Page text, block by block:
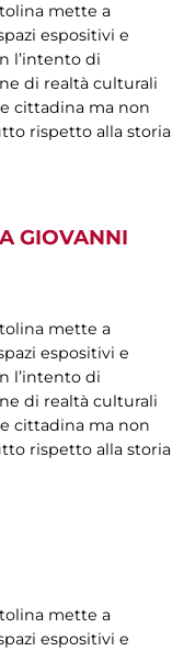
mette a
espositivi e
l’intento di
di realtà culturali
cittadina ma non
rispetto alla storia
GIOVANNI
mette a
espositivi e
l’intento di
di realtà culturali
cittadina ma non
rispetto alla storia
mette a
espositivi e